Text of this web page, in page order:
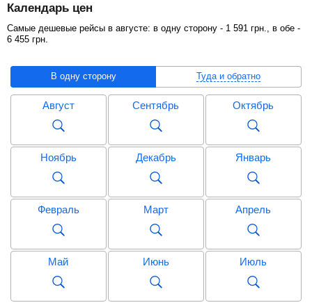
Календарь цен
Самые дешевые рейсы в августе: в одну сторону - 1 591 грн ., в обе -
6 455 грн
В одну сторону Туда и обратно
Август Сентябрь Октябрь
Ноябрь Декабрь Январь
Февраль Март Апрель
Май Июнь Июль